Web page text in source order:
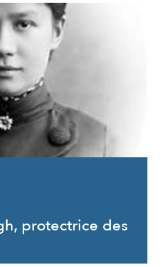
protectrice des